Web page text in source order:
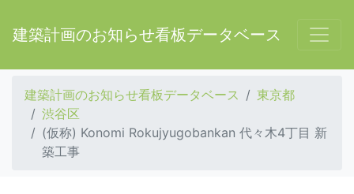
建築計画のお知らせ看板データベース
建築計画のお知らせ看板データベース
東京都
渋谷区
(仮称) Konomi Rokujyugobankan 代々木4丁目 新
築工事